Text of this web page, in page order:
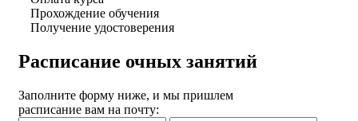
Прохождение обучения
Получение удостоверения
Расписание очных занятий
Заполните форму ниже, и мы пришлем
расписание вам на почту: